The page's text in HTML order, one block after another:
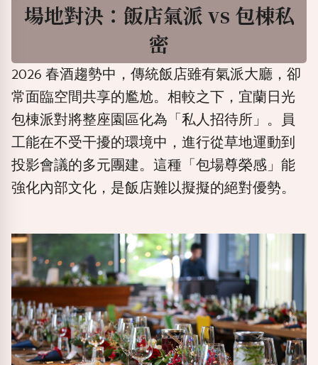
場地對決：飯店氣派 vs 包棟私
密
2026 春酒趨勢中，傳統飯店雖有氣派大廳，卻
常面臨空間共享的尷尬。相較之下，宜蘭日光
包棟派對將整座園區化為「私人招待所」。員
工能在不受干擾的環境中，進行從草地運動到
投影會議的多元團建。這種「包場尊榮感」能
強化內部文化，是飯店難以擬擬的絕對優勢。